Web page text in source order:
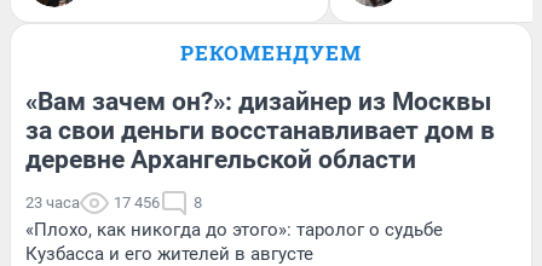
РЕКОМЕНДУЕМ
«Вам зачем он?»: дизайнер из Москвы
за свои деньги восстанавливает дом в
деревне Архангельской области
23 часа 17 456 8
«Плохо, как никогда до этого»: таролог о судьбе
Кузбасса и его жителей в августе